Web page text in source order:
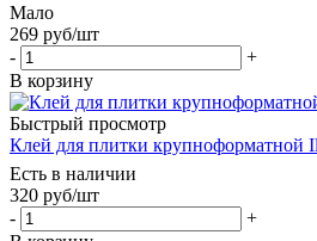
Мало
269 руб/шт
-
+
В корзину
Быстрый просмотр
Клей для плитки крупноформатной
Есть в наличии
320 руб/шт
-
+